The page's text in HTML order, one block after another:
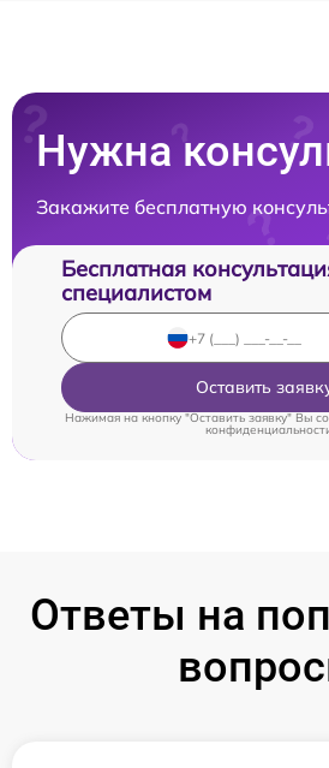
Нужна
Закажите бесплатную
Бесплатная
специалистом
Оставить
Нажимая на кнопку "Оставить заявку" Вы
Ответы на